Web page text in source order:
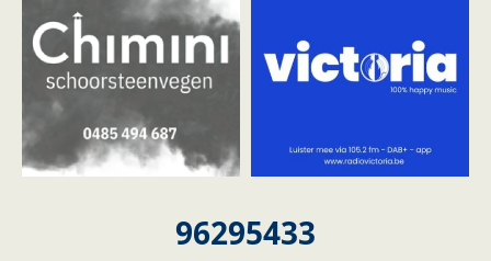
96295433